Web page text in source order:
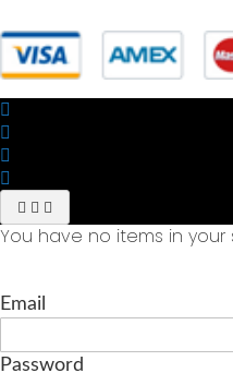
You have no items in
Email
Password